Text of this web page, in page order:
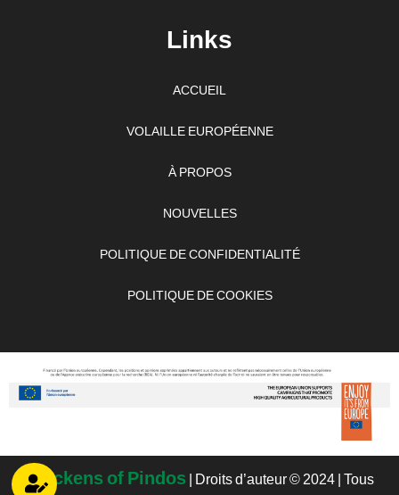
Links
ACCUEIL
VOLAILLE EUROPÉENNE
À PROPOS
NOUVELLES
POLITIQUE DE CONFIDENTIALITÉ
POLITIQUE DE COOKIES
Chickens of Pindos | Droits d’auteur © 2024 | Tous